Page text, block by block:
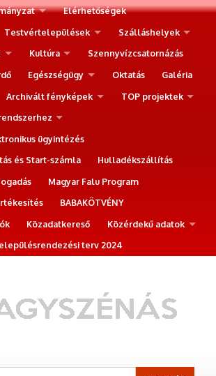
Elérhetőségek
Testvértelepülések
Szálláshelyek
Kultúra
Szennyvízcsatornázás
Egészségügy Oktatás
Galéria
Archivált fényképek
TOP projektek
ügyintézés
és Start-számla
Hulladékszállítás
Magyar Falu Program
BABAKÖTVÉNY
Közadatkereső
Közérdekű adatok
terv 2024